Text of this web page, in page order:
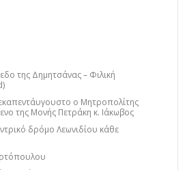
της Δημητσάνας – Φιλική
ο Μητροπολίτης
της Μονής Πετράκη κ. Ιάκωβος
δρόμο Λεωνιδίου κάθε